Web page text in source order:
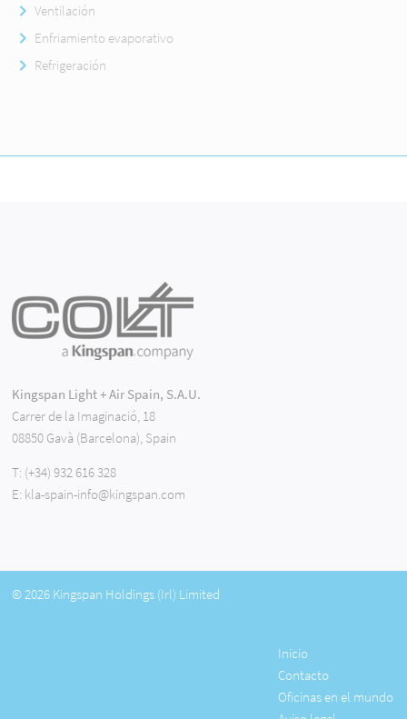
Ventilación
Enfriamiento evaporativo
Refrigeración
Kingspan Light + Air Spain, S.A.U.
Carrer de la Imaginació, 18
08850 Gavà (Barcelona), Spain
T: (+34) 932 616 328
E: kla-spain-info@kingspan.com
© 2026 Kingspan Holdings (Irl) Limited
Inicio
Contacto
Oficinas en el mundo